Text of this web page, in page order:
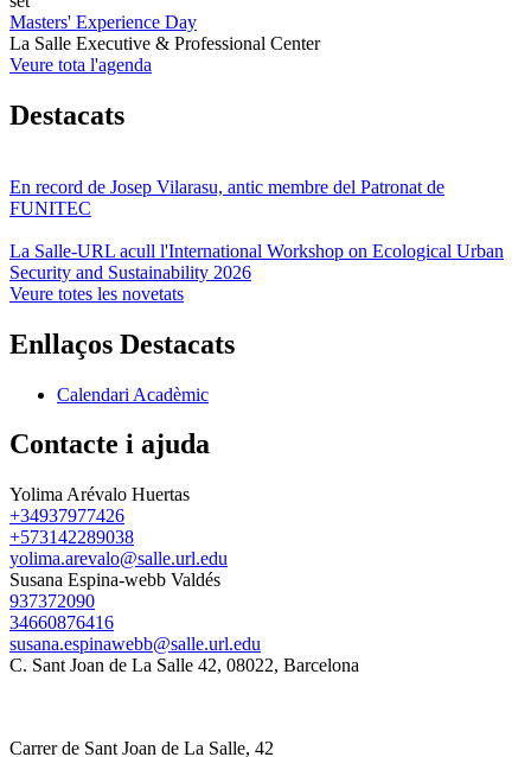
Masters' Experience Day
La Salle Executive & Professional Center
Veure tota l'agenda
Destacats
En record de Josep Vilarasu, antic membre del Patronat de
FUNITEC
La Salle-URL acull l'International Workshop on Ecological Urban
Security and Sustainability 2026
Veure totes les novetats
Enllaços Destacats
Calendari Acadèmic
Contacte i ajuda
Yolima Arévalo Huertas
+34937977426
+573142289038
yolima.arevalo@salle.url.edu
Susana Espina-webb Valdés
937372090
34660876416
susana.espinawebb@salle.url.edu
C. Sant Joan de La Salle 42, 08022, Barcelona
Carrer de Sant Joan de La Salle, 42